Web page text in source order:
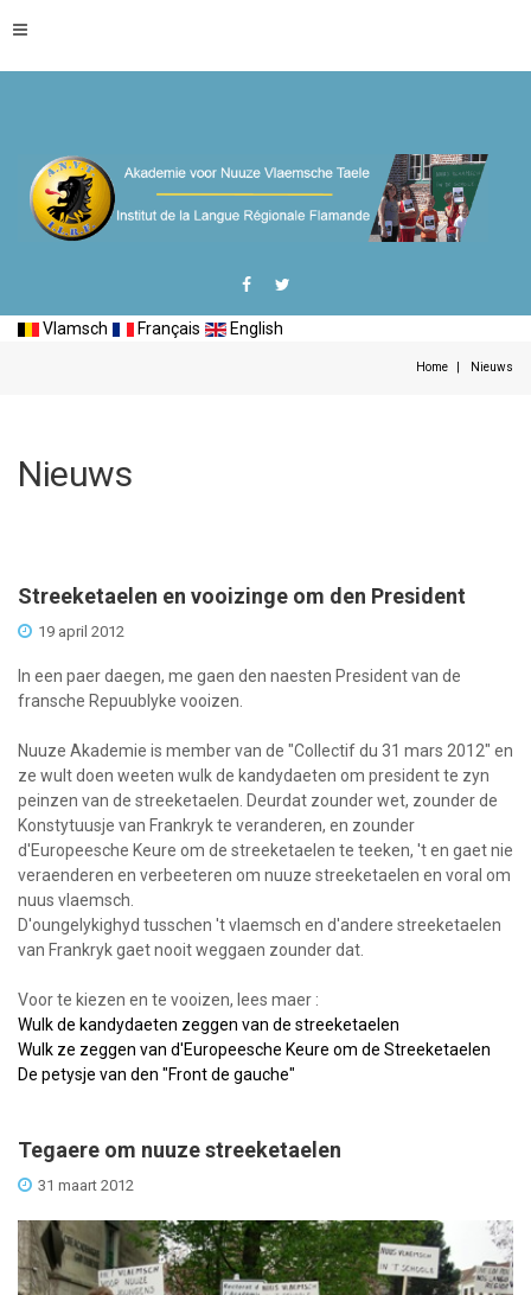
Vlamsch Français English
Home Nieuws
Nieuws
Streeketaelen en vooizinge om den President
19 april 2012
In een paer daegen, me gaen den naesten President van de
fransche Repuublyke vooizen.
Nuuze Akademie is member van de "Collectif du 31 mars 2012" en
ze wult doen weeten wulk de kandydaeten om president te zyn
peinzen van de streeketaelen. Deurdat zounder wet, zounder de
Konstytuusje van Frankryk te veranderen, en zounder
d'Europeesche Keure om de streeketaelen te teeken, 't en gaet nie
veraenderen en verbeeteren om nuuze streeketaelen en voral om
nuus vlaemsch.
D'oungelykighyd tusschen 't vlaemsch en d'andere streeketaelen
van Frankryk gaet nooit weggaen zounder dat.
Voor te kiezen en te vooizen, lees maer :
Wulk de kandydaeten zeggen van de streeketaelen
Wulk ze zeggen van d'Europeesche Keure om de Streeketaelen
De petysje van den "Front de gauche"
Tegaere om nuuze streeketaelen
31 maart 2012